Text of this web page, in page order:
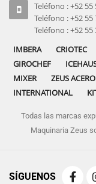
Teléfono : +52 55
Teléfono : +52 55
Teléfono : +52 55
IMBERA
CRIOTEC
GIROCHEF
MIXER
ZEUS
INTERNATIONAL
Todas las marcas
Maquinaria Zeus
SÍGUENOS